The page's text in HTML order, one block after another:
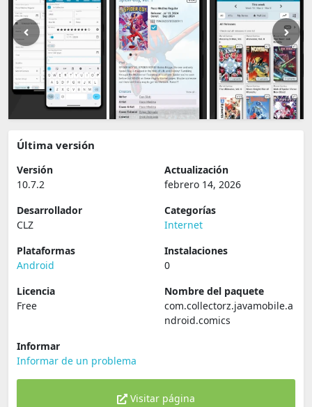
Última versión
Versión
10.7.2
Actualización
febrero 14, 2026
Desarrollador
CLZ
Categorías
Internet
Plataformas
Android
Instalaciones
0
Licencia
Free
Nombre del paquete
com.collectorz.javamobile.a
ndroid.comics
Informar
Informar de un problema
Visitar página